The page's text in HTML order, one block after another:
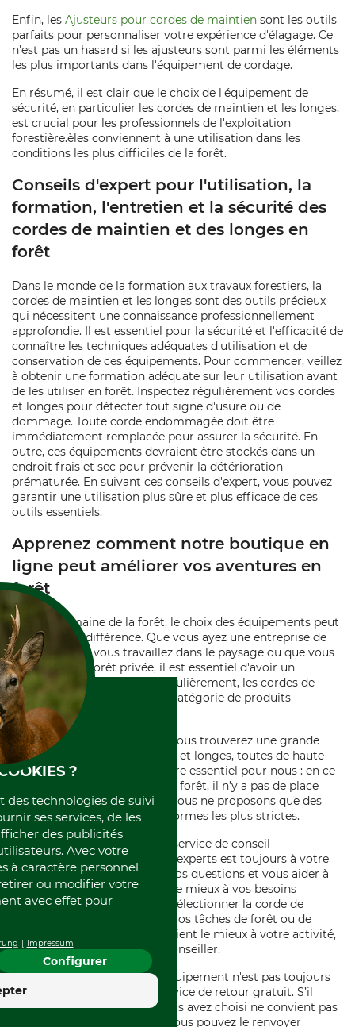
Enfin, les Ajusteurs pour cordes de maintien sont les outils
parfaits pour personnaliser votre expérience d'élagage. Ce
n'est pas un hasard si les ajusteurs sont parmi les éléments
les plus importants dans l'équipement de cordage.
En résumé, il est clair que le choix de l'équipement de
sécurité, en particulier les cordes de maintien et les longes,
est crucial pour les professionnels de l'exploitation
forestière.èles conviennent à une utilisation dans les
conditions les plus difficiles de la forêt.
Conseils d'expert pour l'utilisation, la
formation, l'entretien et la sécurité des
cordes de maintien et des longes en
forêt
Dans le monde de la formation aux travaux forestiers, la
cordes de maintien et les longes sont des outils précieux
qui nécessitent une connaissance professionnellement
approfondie. Il est essentiel pour la sécurité et l'efficacité de
connaître les techniques adéquates d'utilisation et de
conservation de ces équipements. Pour commencer, veillez
à obtenir une formation adéquate sur leur utilisation avant
de les utiliser en forêt. Inspectez régulièrement vos cordes
et longes pour détecter tout signe d'usure ou de
dommage. Toute corde endommagée doit être
immédiatement remplacée pour assurer la sécurité. En
outre, ces équipements devraient être stockés dans un
endroit frais et sec pour prévenir la détérioration
prématurée. En suivant ces conseils d'expert, vous pouvez
garantir une utilisation plus sûre et plus efficace de ces
outils essentiels.
Apprenez comment notre boutique en
ligne peut améliorer vos aventures en
forêt
Dans le domaine de la forêt, le choix des équipements peut
faire toute la différence. Que vous ayez une entreprise de
jardinage, que vous travaillez dans le paysage ou que vous
possédez une forêt privée, il est essentiel d'avoir un
équipement de qualité. Particulièrement, les cordes de
maintien et longes sont une catégorie de produits
indispensable.
Sur notre boutique en ligne, vous trouverez une grande
variété de cordes de maintien et longes, toutes de haute
qualité. La qualité est un critère essentiel pour nous : en ce
qui concerne l’équipement de forêt, il n’y a pas de place
pour l’erreur. C'est pourquoi nous ne proposons que des
produits qui répondent aux normes les plus strictes.
Nous sommes fiers de notre service de conseil
professionnel. Notre équipe d'experts est toujours à votre
disposition pour répondre à vos questions et vous aider à
choisir le produit qui répond le mieux à vos besoins
spécifiques. Qu'il s'agisse de sélectionner la corde de
maintien la mieux adaptée à vos tâches de forêt ou de
déterminer quelle longe convient le mieux à votre activité,
nous sommes là pour vous conseiller.
Sachant que choisir le bon équipement n'est pas toujours
facile, nous proposons un service de retour gratuit. S’il
s’avère que le produit que vous avez choisi ne convient pas
parfaitement à vos besoins, vous pouvez le renvoyer
?
des technologies de suivi
ses services, de les
des publicités
Avec votre
à caractère personnel
ou modifier votre
avec effet pour
Impressum
Configurer